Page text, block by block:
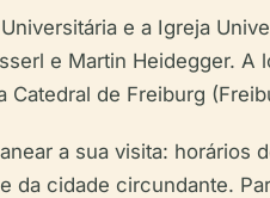
e a Igreja
e Martin Heidegger.
de Freiburg
a sua visita:
da cidade circundante.